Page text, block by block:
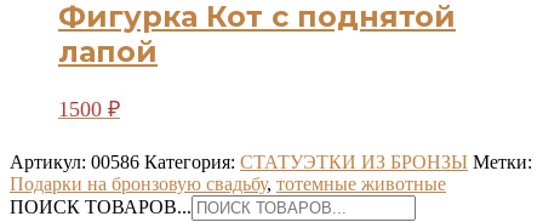
Фигурка Кот с поднятой
лапой
1500 ₽
Артикул: 00586 Категория: СТАТУЭТКИ ИЗ БРОНЗЫ Метки:
Подарки на бронзовую свадьбу, тотемные животные
ПОИСК ТОВАРОВ...